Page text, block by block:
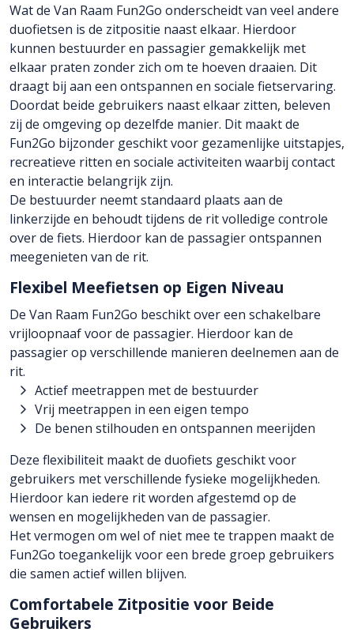
Wat de Van Raam Fun2Go onderscheidt van veel andere
duofietsen is de zitpositie naast elkaar. Hierdoor
kunnen bestuurder en passagier gemakkelijk met
elkaar praten zonder zich om te hoeven draaien. Dit
draagt bij aan een ontspannen en sociale fietservaring.
Doordat beide gebruikers naast elkaar zitten, beleven
zij de omgeving op dezelfde manier. Dit maakt de
Fun2Go bijzonder geschikt voor gezamenlijke uitstapjes,
recreatieve ritten en sociale activiteiten waarbij contact
en interactie belangrijk zijn.
De bestuurder neemt standaard plaats aan de
linkerzijde en behoudt tijdens de rit volledige controle
over de fiets. Hierdoor kan de passagier ontspannen
meegenieten van de rit.
Flexibel Meefietsen op Eigen Niveau
De Van Raam Fun2Go beschikt over een schakelbare
vrijloopnaaf voor de passagier. Hierdoor kan de
passagier op verschillende manieren deelnemen aan de
rit.
Actief meetrappen met de bestuurder
Vrij meetrappen in een eigen tempo
De benen stilhouden en ontspannen meerijden
Deze flexibiliteit maakt de duofiets geschikt voor
gebruikers met verschillende fysieke mogelijkheden.
Hierdoor kan iedere rit worden afgestemd op de
wensen en mogelijkheden van de passagier.
Het vermogen om wel of niet mee te trappen maakt de
Fun2Go toegankelijk voor een brede groep gebruikers
die samen actief willen blijven.
Comfortabele Zitpositie voor Beide
Gebruikers